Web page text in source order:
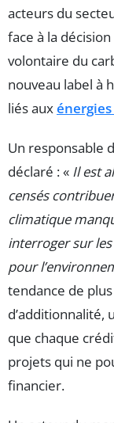
acteurs du
face à la
volontaire du
nouveau label à
liés aux
Un responsable
déclaré : « Il est
censés
climatique
interroger sur
pour
tendance de
d’additionnalité,
que chaque
projets qui ne
financier.